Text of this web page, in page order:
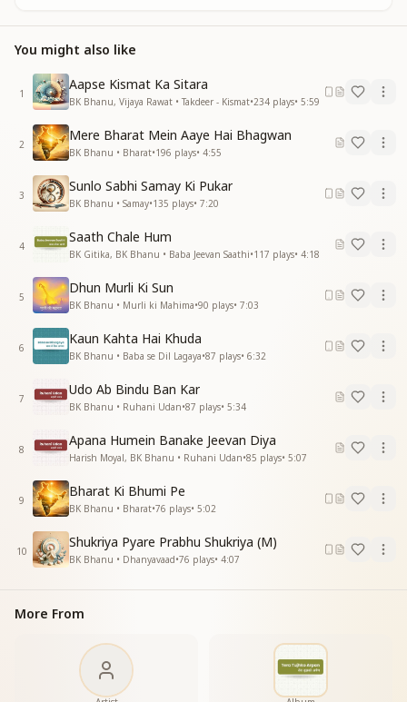
जिन्हे युगो युगों से पुकारा
उन्हें प्राणों में है पाया
जिन्हे युगो युगों से पुकारा
उन्हें प्राणों में है पाया
मेरा बाबा आया है पर अब वो जाने वाला हूं हूं
हम उड़ते है अंबर में
हम उड़ते है अंबर में
हम रहते जिनके संग में
वो बाबा हरपल याद आते है
शिवबाबा हरपल याद आते हैं
दुनिया जिसको ठुकराए बाबा उसको अपनाए
दुनिया जिसको ठुकराए बाबा उसको अपनाए
मेरे मीठे बच्चे कहकर प्यार से
सहलाए हूं हूं
जो बसे है दिल धड़कन में,
जो बसे है दिल धड़कन में
जो बैठे मूलवतन में
वो बाबा हरपल याद आते हैं
शिवबाबा हरपल याद आते हैं
संकल्प यही करना साकार
एक ईश्वर एक जग परिवार
संकल्प यही करना साकार
सर्व आत्माओ के पिताश्री
लिए है सृष्टि पर अवतार
हू हु कलयुग के अंत चरण में
कलयुग के अंत चरण में
जो आते संगम में
वो बाबा हरपल याद आते है
शिवबाबा हरपल याद आते है
जो मिलते है मधुबन में
शिवबाबा हरपल याद आते है
शिवबाबा हरपल याद आते है
You might also like
1
Aapse Kismat Ka Sitara
BK Bhanu, Vijaya Rawat • Takdeer - Kismat•234 plays• 5:59
2
Mere Bharat Mein Aaye Hai Bhagwan
BK Bhanu • Bharat•196 plays• 4:55
3
Sunlo Sabhi Samay Ki Pukar
BK Bhanu • Samay•135 plays• 7:20
4
Saath Chale Hum
BK Gitika, BK Bhanu • Baba Jeevan Saathi•117 plays• 4:18
5
Dhun Murli Ki Sun
BK Bhanu • Murli ki Mahima•90 plays• 7:03
6
Kaun Kahta Hai Khuda
BK Bhanu • Baba se Dil Lagaya•87 plays• 6:32
7
Udo Ab Bindu Ban Kar
BK Bhanu • Ruhani Udan•87 plays• 5:34
8
Apana Humein Banake Jeevan Diya
Harish Moyal, BK Bhanu • Ruhani Udan•85 plays• 5:07
9
Bharat Ki Bhumi Pe
BK Bhanu • Bharat•76 plays• 5:02
10
Shukriya Pyare Prabhu Shukriya (M)
BK Bhanu • Dhanyavaad•76 plays• 4:07
More From